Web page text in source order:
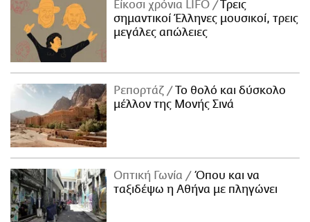
Είκοσι χρόνια LIFO
Tρεις
σημαντικοί Έλληνες μουσικοί, τρεις
μεγάλες απώλειες
Ρεπορτάζ
Το θολό και δύσκολο
μέλλον της Μονής Σινά
Οπτική Γωνία
Όπου και να
ταξιδέψω η Αθήνα με πληγώνει